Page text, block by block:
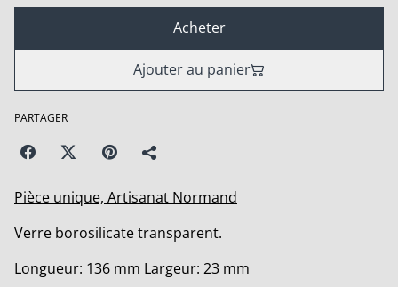
Acheter
Ajouter au panier
PARTAGER
Pièce unique, Artisanat Normand
Verre borosilicate transparent.
Longueur: 136 mm Largeur: 23 mm